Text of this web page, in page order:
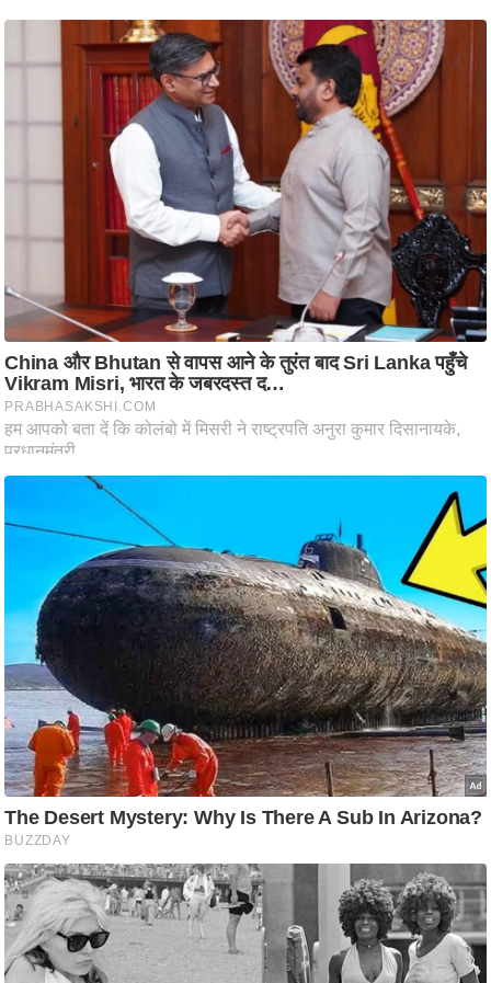
e
s
इ
स्टा
ल
टे
क्नॉ
लॉ
जी
ब्यू
टी
फै
न
घ
रे
लू
नु
स्खे
प
ट
न
स्थ
ल
फि